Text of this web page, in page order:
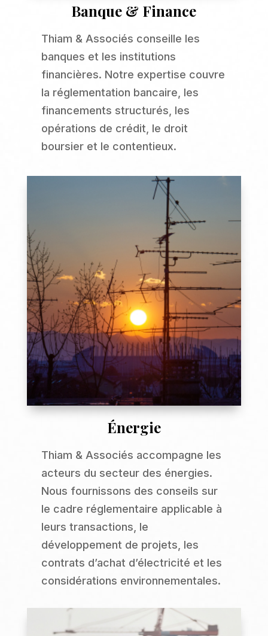
Banque & Finance
Thiam & Associés conseille les
banques et les institutions
financières. Notre expertise couvre
la réglementation bancaire, les
financements structurés, les
opérations de crédit, le droit
boursier et le contentieux.
Énergie
Thiam & Associés accompagne les
acteurs du secteur des énergies.
Nous fournissons des conseils sur
le cadre réglementaire applicable à
leurs transactions, le
développement de projets, les
contrats d’achat d’électricité et les
considérations environnementales.